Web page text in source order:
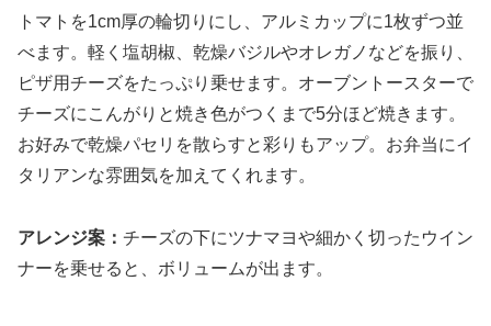
トマトを1cm厚の輪切りにし、アルミカップに1枚ずつ並
べます。軽く塩胡椒、乾燥バジルやオレガノなどを振り、
ピザ用チーズをたっぷり乗せます。オーブントースターで
チーズにこんがりと焼き色がつくまで5分ほど焼きます。
お好みで乾燥パセリを散らすと彩りもアップ。お弁当にイ
タリアンな雰囲気を加えてくれます。
アレンジ案： チーズの下にツナマヨや細かく切ったウイン
ナーを乗せると、ボリュームが出ます。